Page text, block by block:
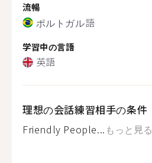
流暢
ポルトガル語
学習中の言語
英語
理想の会話練習相手の条件
Friendly People... もっと見る